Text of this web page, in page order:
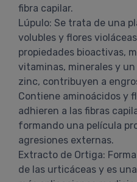
fibra capilar.
Lúpulo: Se trata de una
volubles y flores
propiedades bioactivas,
vitaminas, minerales y
zinc, contribuyen a
Contiene aminoácidos y
adhieren a las fibras
formando una película
agresiones externas.
Extracto de Ortiga:
de las urticáceas y es